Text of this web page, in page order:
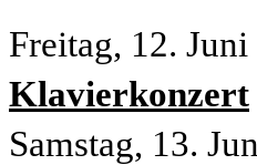
Freitag, 12. Juni
Klavierkonzert
Samstag, 13.